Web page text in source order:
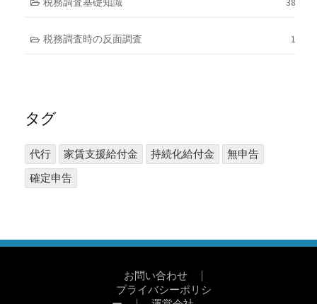
税務調査時の反面調査 1
タグ
代行 家賃支援給付金 持続化給付金
無申告
確定申告
お問い合わせ
プライバシーポリシ